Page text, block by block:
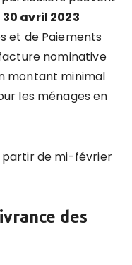
avril 2023
et de Paiements
nominative
montant minimal
les ménages en
partir de mi-février
des